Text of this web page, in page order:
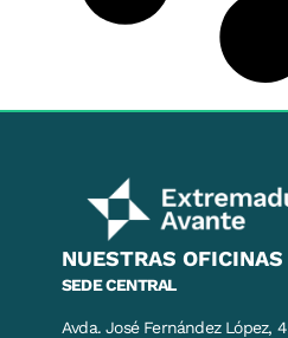
NUESTRAS OFICINAS
SEDE CENTRAL
Avda. José Fernández López, 4